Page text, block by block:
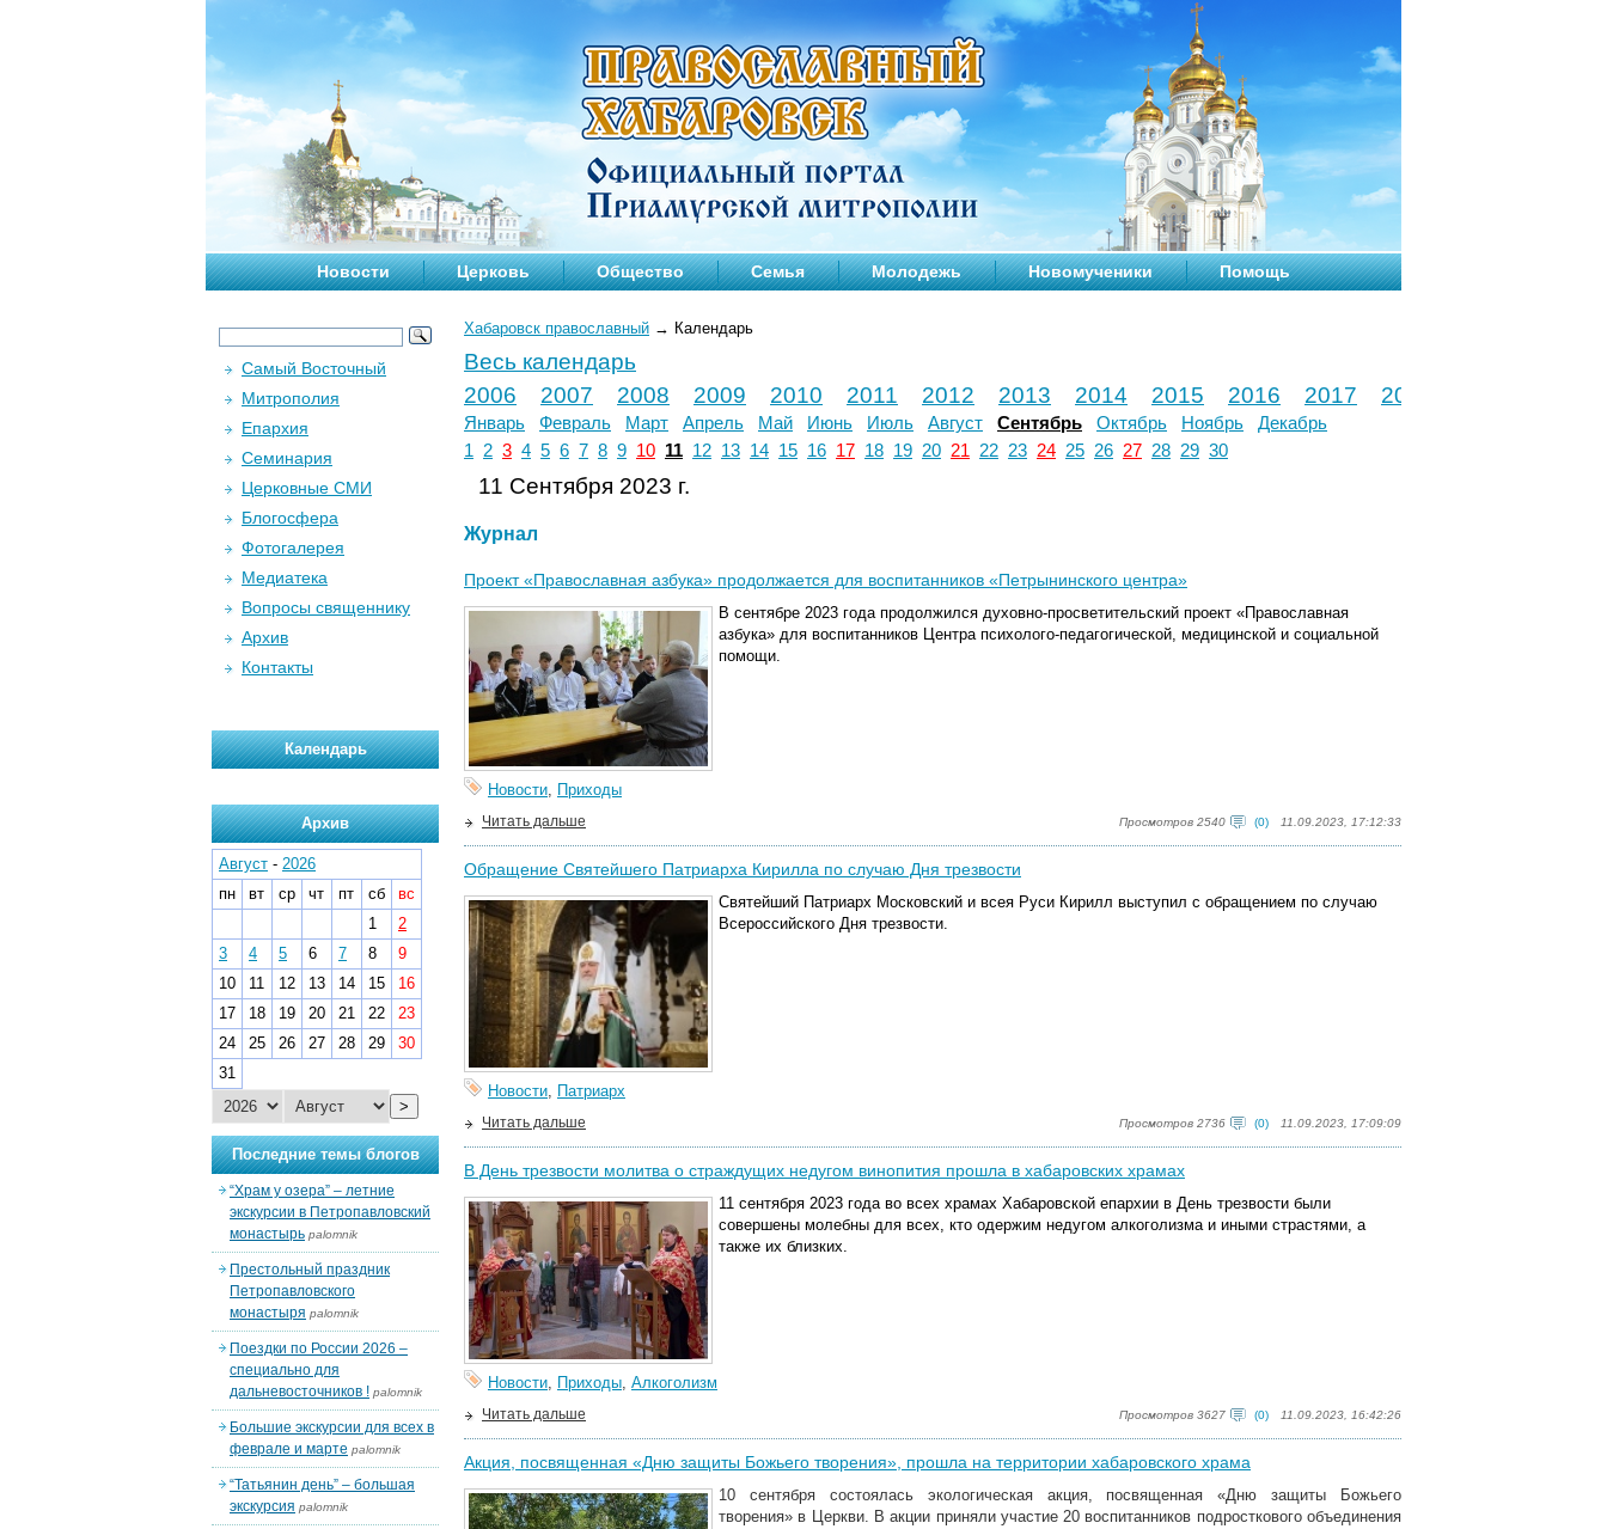
Новости Церковь Общество Семья Молодежь Новомученики Помощь
Хабаровск православный → Календарь
Весь календарь
2006
2007 2008 2009 2010 2011 2012 2013 2014 2015 2016 2017 2018
Январь Февраль Март Апрель Май Июнь Июль Август Сентябрь Октябрь Ноябрь
Декабрь
1
2 3 4 5 6 7 8 9 10 11 12 13 14 15 16 17 18 19 20 21 22 23 24 25 26 27 28 29 30
11 Сентября 2023 г.
Журнал
Проект «Православная азбука» продолжается для воспитанников «Петрынинского центра»
В сентябре 2023 года продолжился духовно-просветительский проект «Православная
азбука» для воспитанников Центра психолого-педагогической, медицинской и социальной
помощи.
Новости, Приходы
Просмотров 2540 (0) 11.09.2023, 17:12:33
Читать дальше
Обращение Святейшего Патриарха Кирилла по случаю Дня трезвости
Святейший Патриарх Московский и всея Руси Кирилл выступил с обращением по случаю
Всероссийского Дня трезвости.
Новости, Патриарх
Просмотров 2736 (0) 11.09.2023, 17:09:09
Читать дальше
В День трезвости молитва о страждущих недугом винопития прошла в хабаровских храмах
11 сентября 2023 года во всех храмах Хабаровской епархии в День трезвости были
совершены молебны для всех, кто одержим недугом алкоголизма и иными страстями, а
также их близких.
Новости, Приходы, Алкоголизм
Просмотров 3627 (0) 11.09.2023, 16:42:26
Читать дальше
Акция, посвященная «Дню защиты Божьего творения», прошла на территории хабаровского храма
10 сентября состоялась экологическая акция, посвященная «Дню защиты Божьего
творения» в Церкви. В акции приняли участие 20 воспитанников подросткового объединения
Самый Восточный
Митрополия
Епархия
Семинария
Церковные СМИ
Блогосфера
Фотогалерея
Медиатека
Вопросы священнику
Архив
Контакты
Календарь
Архив
Август - 2026
пн
вт ср чт пт сб
вс
1
2
3
4 5 6 7 8
9
10
11 12 13 14 15
16
17
18 19 20 21 22
23
24
25 26 27 28 29
30
31
>
Последние темы блогов
“Храм у озера” – летние
экскурсии в Петропавловский
монастырь palomnik
Престольный праздник
Петропавловского
монастыря palomnik
Поездки по России 2026 –
специально для
дальневосточников ! palomnik
Большие экскурсии для всех в
феврале и марте palomnik
“Татьянин день” – большая
экскурсия palomnik